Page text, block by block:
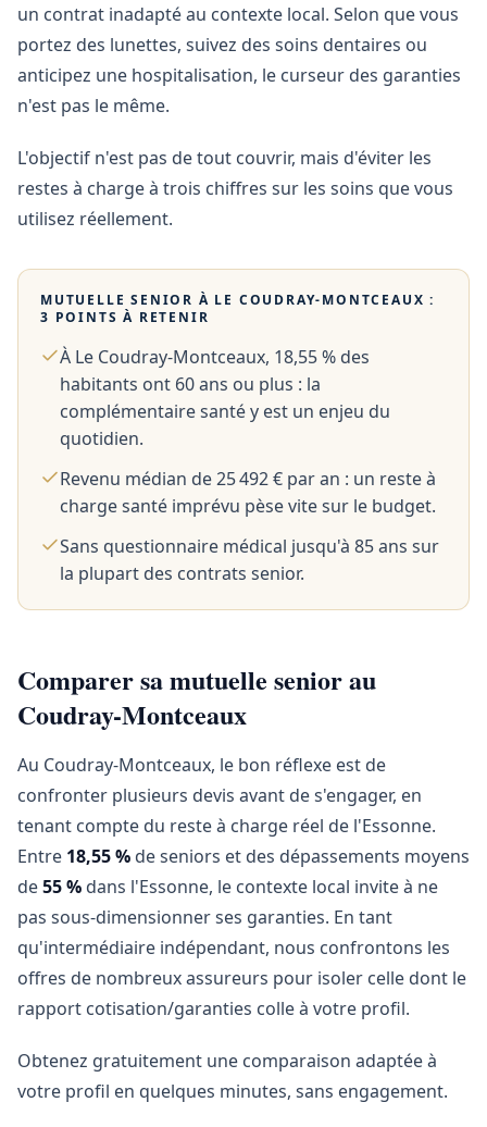
un contrat inadapté au contexte local. Selon que vous
portez des lunettes, suivez des soins dentaires ou
anticipez une hospitalisation, le curseur des garanties
n'est pas le même.
L'objectif n'est pas de tout couvrir, mais d'éviter les
restes à charge à trois chiffres sur les soins que vous
utilisez réellement.
MUTUELLE SENIOR À LE COUDRAY-MONTCEAUX :
3 POINTS À RETENIR
À Le Coudray-Montceaux, 18,55 % des
habitants ont 60 ans ou plus : la
complémentaire santé y est un enjeu du
quotidien.
Revenu médian de 25 492 € par an : un reste à
charge santé imprévu pèse vite sur le budget.
Sans questionnaire médical jusqu'à 85 ans sur
la plupart des contrats senior.
Comparer sa mutuelle senior au
Coudray-Montceaux
Au Coudray-Montceaux, le bon réflexe est de
confronter plusieurs devis avant de s'engager, en
tenant compte du reste à charge réel de l'Essonne.
Entre 18,55 % de seniors et des dépassements moyens
de55 % dans l'Essonne, le contexte local invite à ne
pas sous-dimensionner ses garanties. En tant
qu'intermédiaire indépendant, nous confrontons les
offres de nombreux assureurs pour isoler celle dont le
rapport cotisation/garanties colle à votre profil.
Obtenez gratuitement une comparaison adaptée à
votre profil en quelques minutes, sans engagement.